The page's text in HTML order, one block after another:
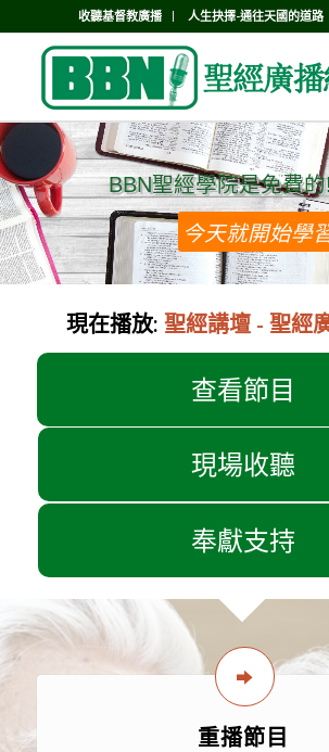
收聽基督教廣播 人生抉擇-通往天國的道路
BBN聖經學院是免費
BBN聖經學院是免費
今天就開始學
現在播放: 聖經講壇 - 聖經
查看節目
現場收聽
奉獻支持
重播節目